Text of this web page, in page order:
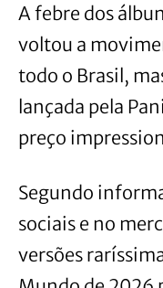
A febre dos
voltou a
todo o Brasil,
lançada pela
preço
Segundo
sociais e no
versões